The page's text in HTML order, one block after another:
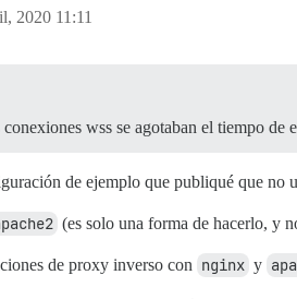
2020 11:11
wss se agotaban el tiempo de
de ejemplo que publiqué que no
(es solo una forma de hacerlo, y
de proxy inverso con nginx y